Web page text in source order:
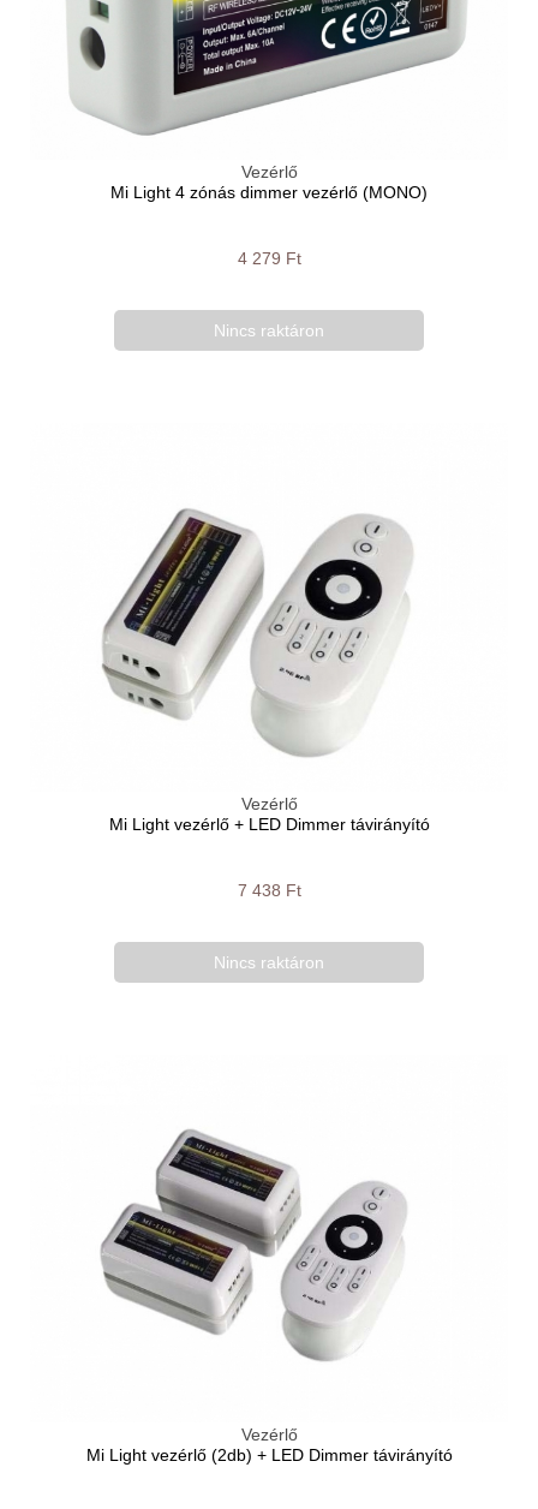
Vezérlő
Mi Light 4 zónás dimmer vezérlő (MONO)
4 279 Ft
Nincs raktáron
Vezérlő
Mi Light vezérlő + LED Dimmer távirányító
7 438 Ft
Nincs raktáron
Vezérlő
Mi Light vezérlő (2db) + LED Dimmer távirányító